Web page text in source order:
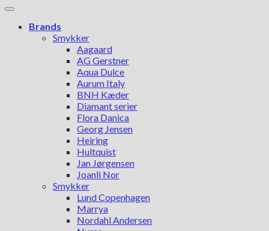
Brands
Smykker
Aagaard
AG Gerstner
Aqua Dulce
Aurum Italy
BNH Kæder
Diamant serier
Flora Danica
Georg Jensen
Heiring
Hultquist
Jan Jørgensen
Joanli Nor
Smykker
Lund Copenhagen
Marrya
Nordahl Andersen